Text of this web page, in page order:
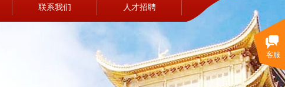
联系我们 人才招聘
客服